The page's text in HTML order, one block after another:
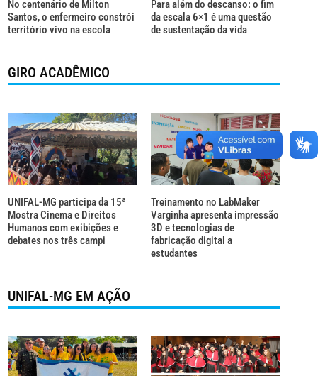
No centenário de Milton
Santos, o enfermeiro constrói
território vivo na escola
Para além do descanso: o fim
da escala 6×1 é uma questão
de sustentação da vida
GIRO ACADÊMICO
UNIFAL-MG participa da 15ª
Mostra Cinema e Direitos
Humanos com exibições e
debates nos três campi
Treinamento no LabMaker
Varginha apresenta impressão
3D e tecnologias de
fabricação digital a
estudantes
UNIFAL-MG EM AÇÃO